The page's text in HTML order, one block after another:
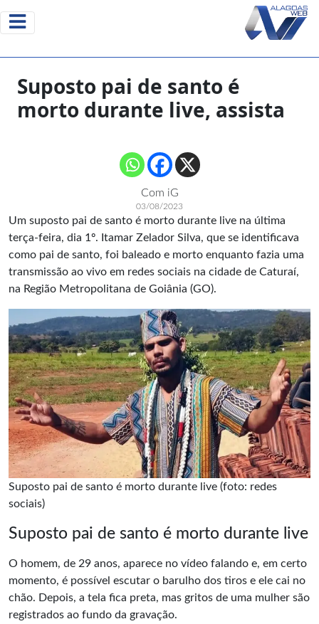
Suposto pai de santo é
morto durante live, assista
Com iG
03/08/2023
Um suposto pai de santo é morto durante live na última
terça-feira, dia 1º. Itamar Zelador Silva, que se identificava
como pai de santo, foi baleado e morto enquanto fazia uma
transmissão ao vivo em redes sociais na cidade de Caturaí,
na Região Metropolitana de Goiânia (GO).
Suposto pai de santo é morto durante live (foto: redes
sociais)
Suposto pai de santo é morto durante live
O homem, de 29 anos, aparece no vídeo falando e, em certo
momento, é possível escutar o barulho dos tiros e ele cai no
chão. Depois, a tela fica preta, mas gritos de uma mulher são
registrados ao fundo da gravação.